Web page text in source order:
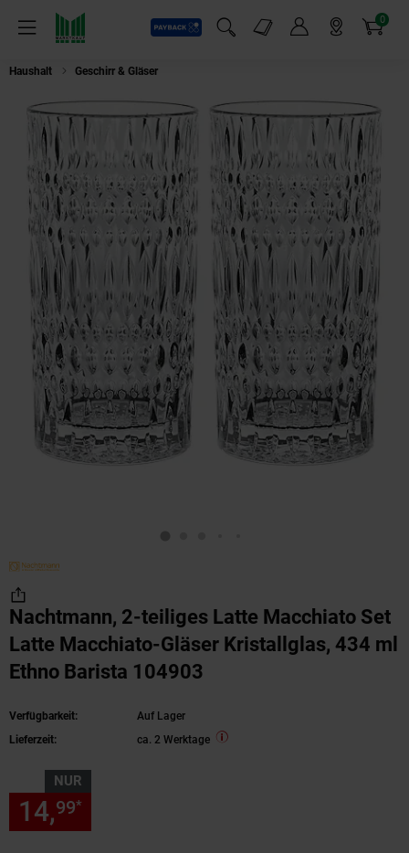
Menü
Payback
Suchfeld einblenden
Markt-Angebote 0
Artikel
Haushalt Geschirr & Gläser
Nachtmann, 2-teiliges Latte Macchiato Set
Latte Macchiato-Gläser Kristallglas, 434 ml
Ethno Barista 104903
Verfügbarkeit:
Auf Lager
Lieferzeit:
ca. 2 Werktage
NUR
14,99*